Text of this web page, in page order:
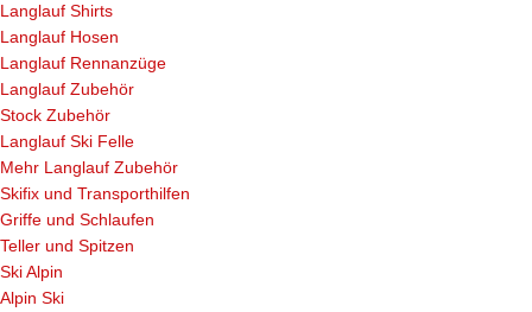
Langlauf Shirts
Langlauf Hosen
Langlauf Rennanzüge
Langlauf Zubehör
Stock Zubehör
Langlauf Ski Felle
Mehr Langlauf Zubehör
Skifix und Transporthilfen
Griffe und Schlaufen
Teller und Spitzen
Ski Alpin
Alpin Ski